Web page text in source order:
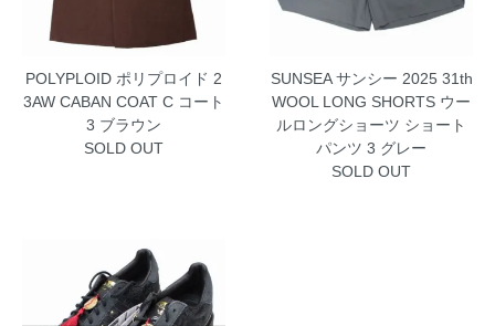
POLYPLOID ポリプロイド 2
3AW CABAN COAT C コート
3 ブラウン
SOLD OUT
SUNSEA サンシー 2025 31th
WOOL LONG SHORTS ウー
ルロングショーツ ショート
パンツ 3 グレー
SOLD OUT